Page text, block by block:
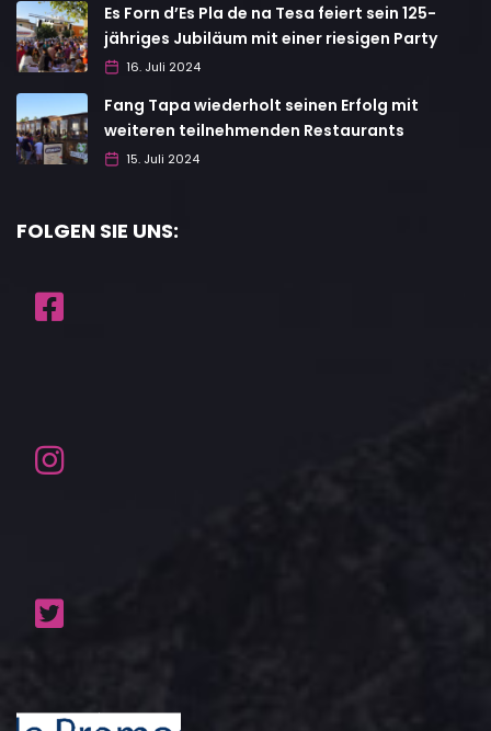
Es Forn d’Es Pla de na Tesa feiert sein 125-
jähriges Jubiläum mit einer riesigen Party
16. Juli 2024
Fang Tapa wiederholt seinen Erfolg mit
weiteren teilnehmenden Restaurants
15. Juli 2024
FOLGEN SIE UNS: